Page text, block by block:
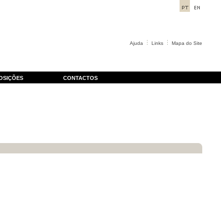
Ajuda Links Mapa do Site
CONTACTOS